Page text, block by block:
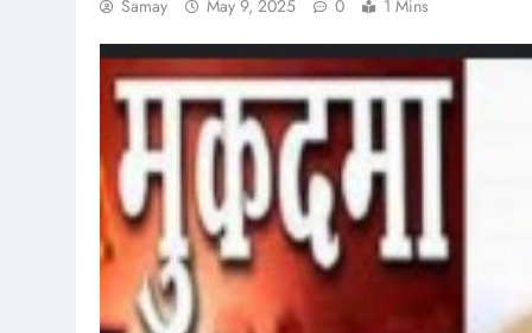
Samay May 9, 2025 0 1 Mins